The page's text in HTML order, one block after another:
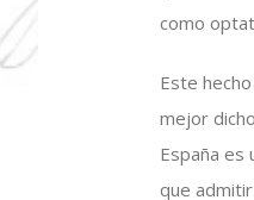
como
Este
mejor
España es
que